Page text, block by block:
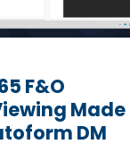
F&O
Made
DM